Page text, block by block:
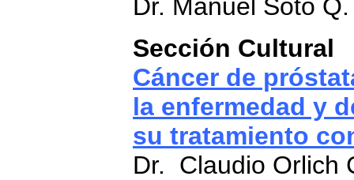
Dr. Manuel Soto Q.
Sección Cultural
Cáncer de
la enfermedad y
su tratamiento
Dr. Claudio Orlich